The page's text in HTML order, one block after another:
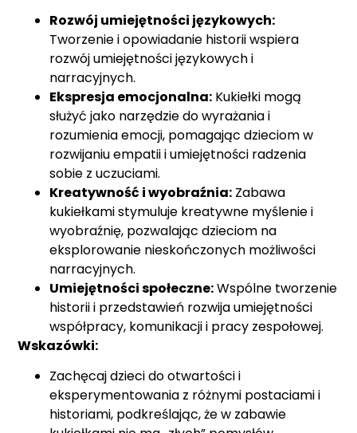
Rozwój umiejętności językowych:
Tworzenie i opowiadanie historii wspiera
rozwój umiejętności językowych i
narracyjnych.
Ekspresja emocjonalna: Kukiełki mogą
służyć jako narzędzie do wyrażania i
rozumienia emocji, pomagając dzieciom w
rozwijaniu empatii i umiejętności radzenia
sobie z uczuciami.
Kreatywność i wyobraźnia: Zabawa
kukiełkami stymuluje kreatywne myślenie i
wyobraźnię, pozwalając dzieciom na
eksplorowanie nieskończonych możliwości
narracyjnych.
Umiejętności społeczne:Wspólne tworzenie
historii i przedstawień rozwija umiejętności
współpracy, komunikacji i pracy zespołowej.
Wskazówki:
Zachęcaj dzieci do otwartości i
eksperymentowania z różnymi postaciami i
historiami, podkreślając, że w zabawie